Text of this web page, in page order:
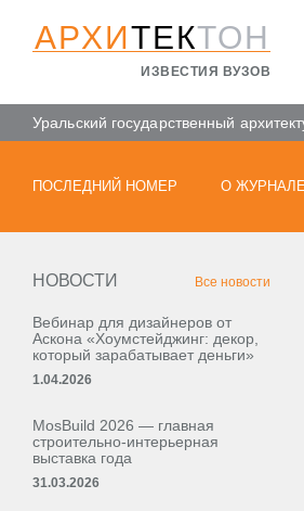
АРХИТЕКТОН
ИЗВЕСТИЯ ВУЗОВ
Уральский государственный
ПОСЛЕДНИЙ НОМЕР О ЖУРНАЛЕ
НОВОСТИ Все новости
Вебинар для дизайнеров от
Аскона «Хоумстейджинг: декор,
который зарабатывает деньги»
1.04.2026
MosBuild 2026 — главная
строительно-интерьерная
выставка года
31.03.2026